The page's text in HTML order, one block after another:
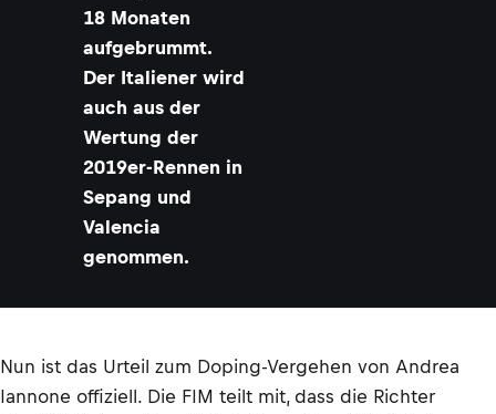
18 Monaten
aufgebrummt.
Der Italiener wird
auch aus der
Wertung der
2019er-Rennen in
Sepang und
Valencia
genommen.
Nun ist das Urteil zum Doping-Vergehen von Andrea
Iannone offiziell. Die FIM teilt mit, dass die Richter